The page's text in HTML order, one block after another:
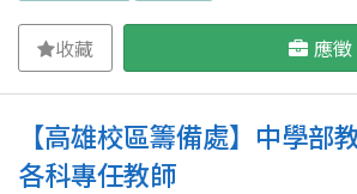
收藏 應徵
【高雄校區籌備處】中學部
各科專任教師